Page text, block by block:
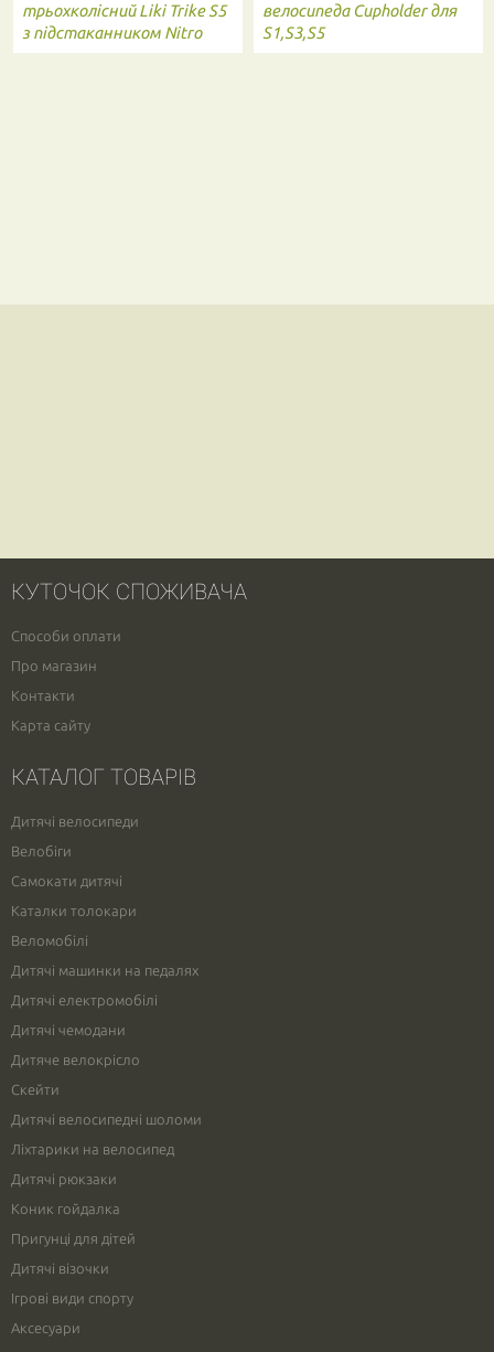
трьохколісний Liki Trike S5
з підстаканником Nitro
black
велосипеда Cupholder для
S1,S3,S5
КУТОЧОК СПОЖИВАЧА
Способи оплати
Про магазин
Контакти
Карта сайту
КАТАЛОГ ТОВАРІВ
Дитячі велосипеди
Велобіги
Самокати дитячі
Каталки толокари
Веломобілі
Дитячі машинки на педалях
Дитячі електромобілі
Дитячі чемодани
Дитяче велокрісло
Скейти
Дитячі велосипедні шоломи
Ліхтарики на велосипед
Дитячі рюкзаки
Коник гойдалка
Пригунці для дітей
Дитячі візочки
Ігрові види спорту
Аксесуари